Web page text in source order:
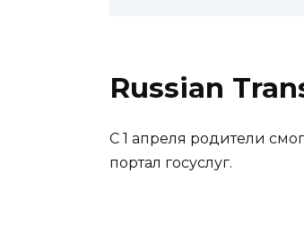
Russian
С 1 апреля родители
портал госуслуг.